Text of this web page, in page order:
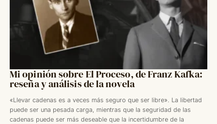
Mi opinión sobre El Proceso, de Franz Kafka:
reseña y análisis de la novela
«Llevar cadenas es a veces más seguro que ser libre». La libertad
puede ser una pesada carga, mientras que la seguridad de las
cadenas puede ser más deseable que la incertidumbre de la